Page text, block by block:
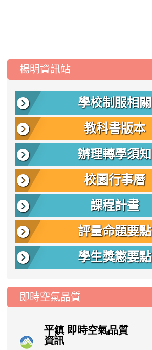
::: 楊明資訊站
學校制服相關
教科書版本
辦理轉學須知
校園行事曆
課程計畫
評量命題要點
學生獎懲要點
即時空氣品質